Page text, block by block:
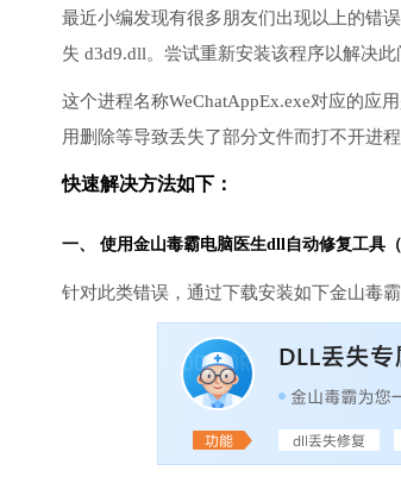
最近小编发现有很多朋友们出现以上的错
失 d3d9.dll。尝试重新安装该程序以解决
这个进程名称WeChatAppEx.exe对应的应
用删除等导致丢失了部分文件而打不开进
快速解决方法如下：
一、 使用金山毒霸电脑医生dll自动修复工具（
针对此类错误，通过下载安装如下金山毒